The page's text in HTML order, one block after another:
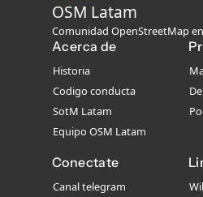
OSM Latam
Comunidad OpenStreetMap
Acerca de
Historia
Codigo conducta
SotM Latam
Equipo OSM Latam
Conectate
Canal telegram